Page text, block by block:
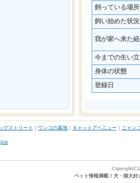
飼っている場所
飼い始めた状況
我が家へ来た
今までの生い
身体の状態
登録日
グストリート ｜ ワンコの墓地｜ キャットアベニュー ｜ ニャン
ペット情報満載！犬・猫大